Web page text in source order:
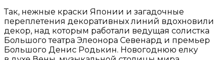
Так, нежные краски Японии и загадочные
переплетения декоративных линий вдохновили
декор, над которым работали ведущая солистка
Большого театра Элеонора Севенард и премьер
Большого Денис Родькин. Новогоднюю елку